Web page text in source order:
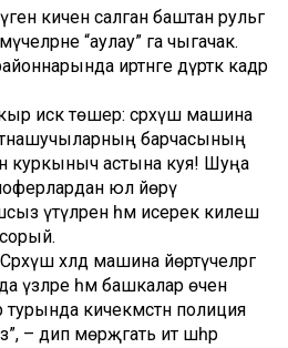
кичен салган баштан рульгә
“аулау” га чыгачак.
иртәнге дүрткә кадәр
искә төшерә: сәрхүш машина
катнашучыларның барчасының
куркыныч астына куя! Шуңа
шоферлардан юл йөрү
үтәүләрен һәм исерек килеш
хәлдә машина йөртүчеләргә
үзләре һәм башкалар өчен
турында кичекмәстән полиция
– дип мөрәҗәгать итә шәһәр